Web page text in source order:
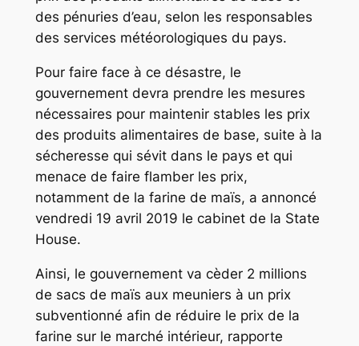
des pénuries d’eau, selon les responsables
des services météorologiques du pays.
Pour faire face à ce désastre, le
gouvernement devra prendre les mesures
nécessaires pour maintenir stables les prix
des produits alimentaires de base, suite à la
sécheresse qui sévit dans le pays et qui
menace de faire flamber les prix,
notamment de la farine de maïs, a annoncé
vendredi 19 avril 2019 le cabinet de la State
House.
Ainsi, le gouvernement va cèder 2 millions
de sacs de maïs aux meuniers à un prix
subventionné afin de réduire le prix de la
farine sur le marché intérieur, rapporte